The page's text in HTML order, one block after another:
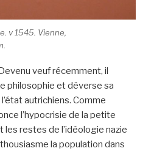
v 1545. Vienne,
veuf récemment, il
philosophie et déverse sa
autrichiens. Comme
l’hypocrisie de la petite
restes de l’idéologie nazie
la population dans